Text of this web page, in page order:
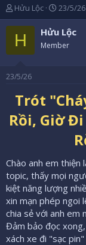
B
ắ
t
đ
Hửu Lộc
N
g
à
y
b
ầ
u
23/5/26
H Hửu Lộc
Member
23/5/26
Trót
Rồi, Giờ
Chào anh em thiện
topic, thấy mọi
kiệt năng lượng
xin mạn phép
chia sẻ với anh em
Đảm bảo đọc
xách xe đi "sạc